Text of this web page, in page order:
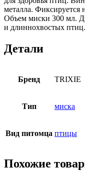
металла. Фиксируется
Объем миски 300 мл.
и длиннохвостых
Детали
Бренд TRIXIE
Тип миска
Вид питомца птицы
Похожие